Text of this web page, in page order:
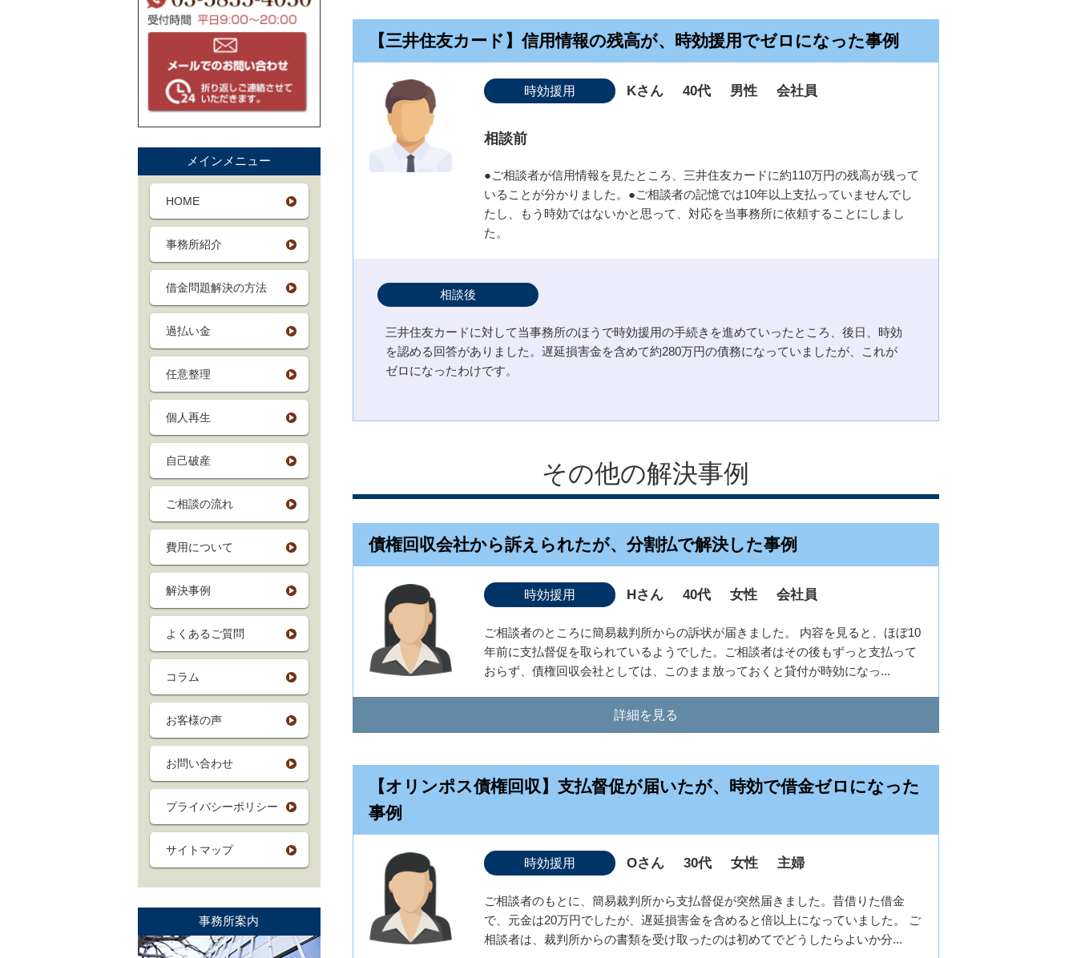
【三井住友カード】信用情報の残高が、時効援用でゼロになった事例
時効援用 Kさん 40代 男性 会社員
相談前
●ご相談者が信用情報を見たところ、三井住友カードに約110万円の残高が残って
いることが分かりました。●ご相談者の記憶では10年以上支払っていませんでし
たし、もう時効ではないかと思って、対応を当事務所に依頼することにしまし
た。
相談後
三井住友カードに対して当事務所のほうで時効援用の手続きを進めていったところ、後日、時効
を認める回答がありました。遅延損害金を含めて約280万円の債務になっていましたが、これが
ゼロになったわけです。
その他の解決事例
債権回収会社から訴えられたが、分割払で解決した事例
時効援用 Hさん 40代 女性 会社員
ご相談者のところに簡易裁判所からの訴状が届きました。 内容を見ると、ほぼ10
年前に支払督促を取られているようでした。ご相談者はその後もずっと支払って
おらず、債権回収会社としては、このまま放っておくと貸付が時効になっ...
詳細を見る
【オリンポス債権回収】支払督促が届いたが、時効で借金ゼロになった
事例
時効援用 Oさん 30代 女性 主婦
ご相談者のもとに、簡易裁判所から支払督促が突然届きました。昔借りた借金
で、元金は20万円でしたが、遅延損害金を含めると倍以上になっていました。 ご
相談者は、裁判所からの書類を受け取ったのは初めてでどうしたらよいか分...
メインメニュー
HOME
事務所紹介
借金問題解決の方法
過払い金
任意整理
個人再生
自己破産
ご相談の流れ
費用について
解決事例
よくあるご質問
コラム
お客様の声
お問い合わせ
プライバシーポリシー
サイトマップ
事務所案内